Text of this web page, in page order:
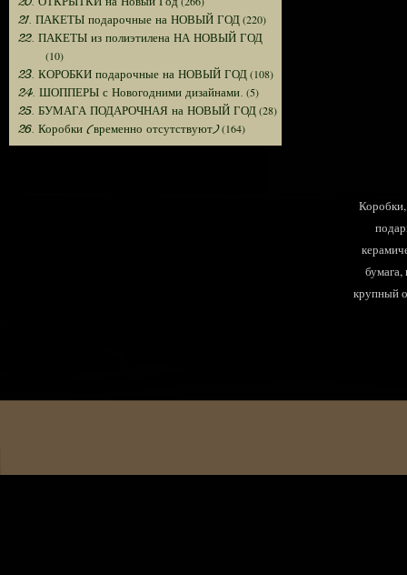
21. ПАКЕТЫ подарочные на НОВЫЙ ГОД(220)
22. ПАКЕТЫ из полиэтилена НА НОВЫЙ ГОД
(10)
23. КОРОБКИ подарочные на НОВЫЙ ГОД(108)
24. ШОППЕРЫ с Новогодними дизайнами. (5)
25. БУМАГА ПОДАРОЧНАЯ на НОВЫЙ ГОД(28)
26. Коробки (временно отсутствуют)(164)
крупный